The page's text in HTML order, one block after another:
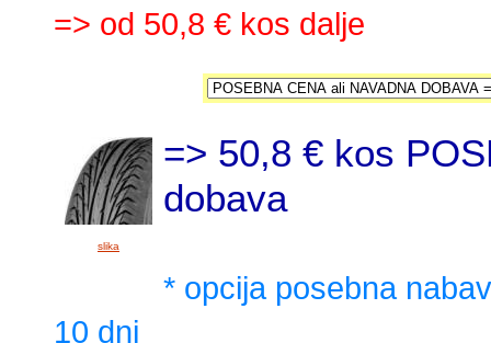
=> od 50,8 € kos dalje
slika
=> 50,8 € kos
dobava
* opcija posebna
10 dni